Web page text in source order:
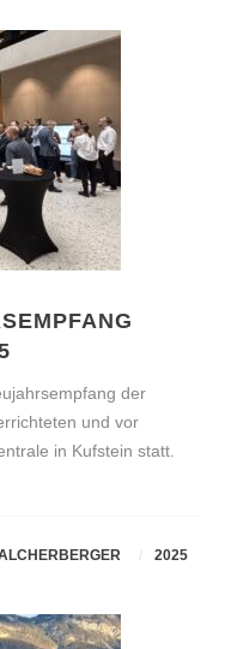
der
und vor
in Kufstein statt.
2025